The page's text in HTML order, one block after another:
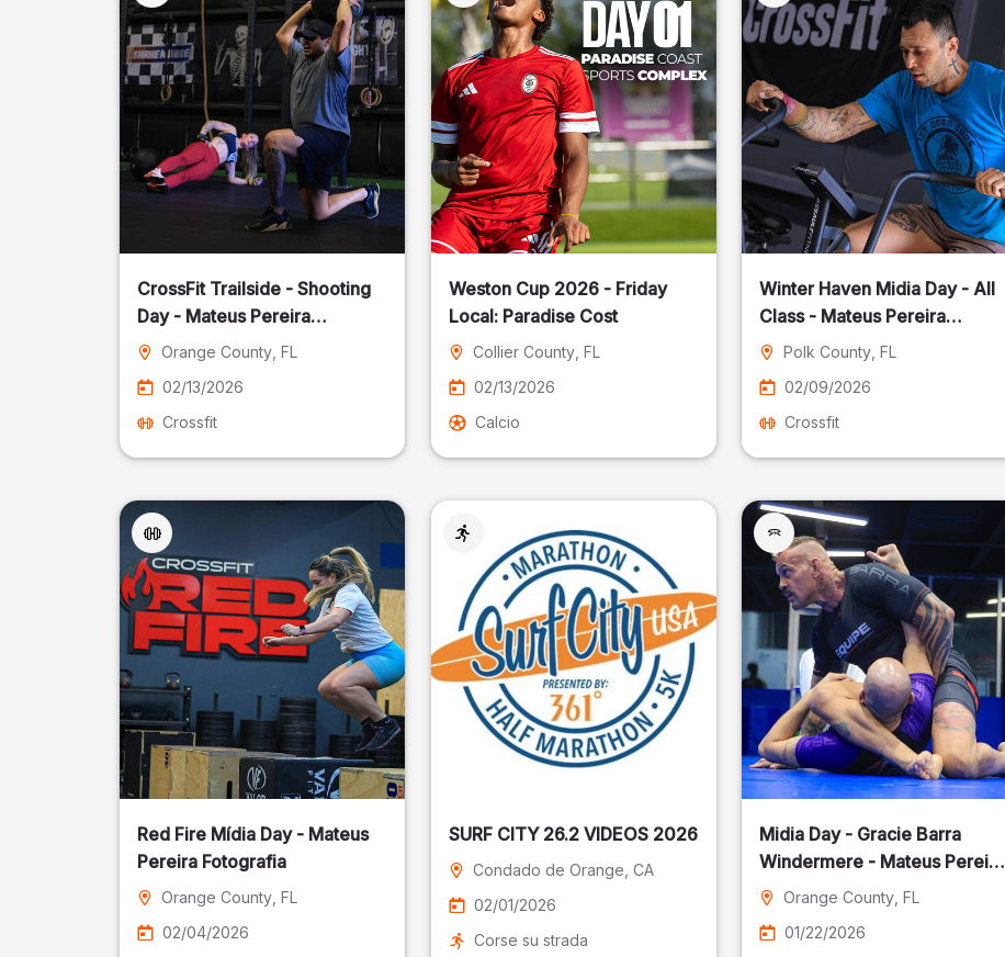
CrossFit Trailside - Shooting
Day - Mateus Pereira
Fotografia
Orange County , FL
02/13/2026
Crossfit
Weston Cup 2026 - Friday
Local: Paradise Cost
Collier County, FL
02/13/2026
Calcio
Winter Haven Midia Day - All
Class - Mateus Pereira
Fotografia
Polk County , FL
02/09/2026
Crossfit
Red Fire Mídia Day - Mateus
Pereira Fotografia
Orange County , FL
02/04/2026
SURF CITY 26.2 VIDEOS 2026
Condado de Orange , CA
02/01/2026
Corse su strada
Midia Day - Gracie Barra
Windermere - Mateus Pereira
Fotografia
Orange County , FL
01/22/2026